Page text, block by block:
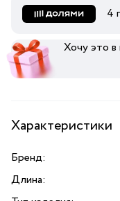
4
Хочу это
Характеристики
Бренд:
Длина: